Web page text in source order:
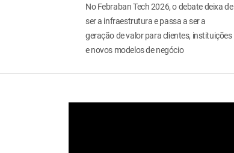
No Febraban Tech 2026, o debate deixa de
ser a infraestrutura e passa a ser a
geração de valor para clientes, instituições
e novos modelos de negócio